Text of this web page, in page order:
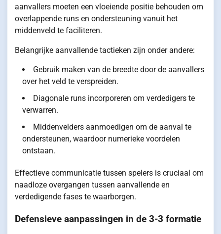
aanvallers moeten een vloeiende positie behouden om
overlappende runs en ondersteuning vanuit het
middenveld te faciliteren.
Belangrijke aanvallende tactieken zijn onder andere:
Gebruik maken van de breedte door de aanvallers
over het veld te verspreiden.
Diagonale runs incorporeren om verdedigers te
verwarren.
Middenvelders aanmoedigen om de aanval te
ondersteunen, waardoor numerieke voordelen
ontstaan.
Effectieve communicatie tussen spelers is cruciaal om
naadloze overgangen tussen aanvallende en
verdedigende fases te waarborgen.
Defensieve aanpassingen in de 3-3 formatie